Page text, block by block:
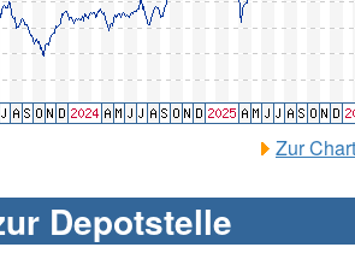
Zur
Depotstelle